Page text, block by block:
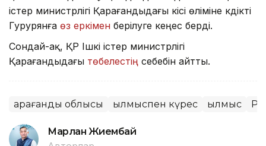
істер министрлігі Қарағандыдағы кісі өліміне күдікті
Гурурянға өз еркімен берілуге кеңес берді.
Сондай-ақ, ҚР Ішкі істер министрлігі
Қарағандыдағы төбелестің себебін айтты.
Қарағанды облысы Қылмыспен күрес Қылмыс ҚР
Марлан Жиембай